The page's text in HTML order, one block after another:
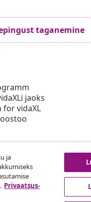
taganemine
jaoks
vidaXL
ja
Privaatsus-